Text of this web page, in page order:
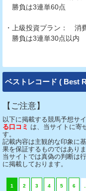
勝負は3連単60点
・上級投資プラン： 消
勝負は3連単30点以内
ベストレコード ( Best
【ご注意】
以下に掲載する競馬予想サ
る口コミ は、当サイトに寄
す。
記載内容は主観的な印象に
果を保証するものではありま
当サイトでは真偽の判断は
に掲載しております。
1 2 3 4 5 6